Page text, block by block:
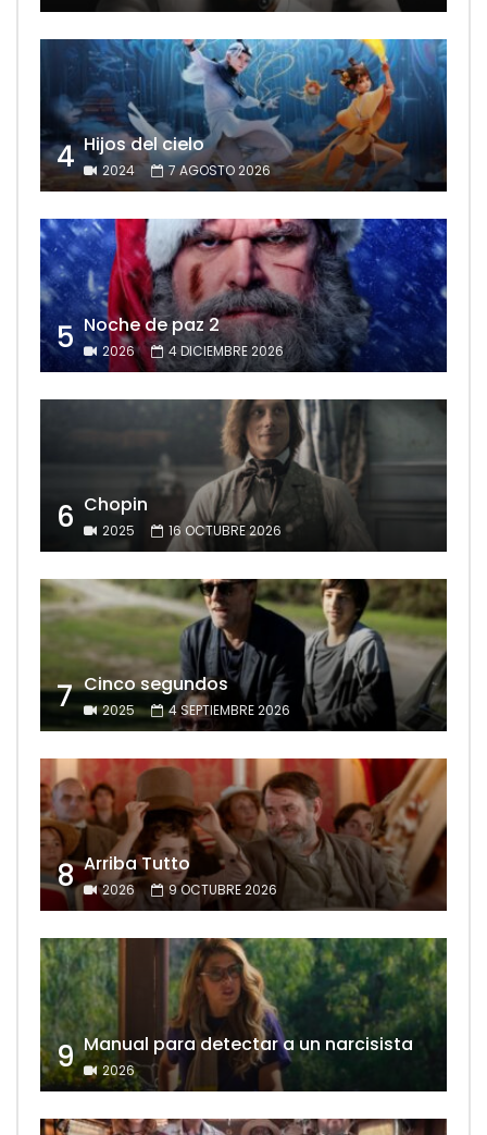
4 Hijos del cielo
2024 7 AGOSTO 2026
5 Noche de paz 2
2026 4 DICIEMBRE 2026
6 Chopin
2025 16 OCTUBRE 2026
7 Cinco segundos
2025 4 SEPTIEMBRE 2026
8 Arriba Tutto
2026 9 OCTUBRE 2026
9 Manual para detectar a un narcisista
2026